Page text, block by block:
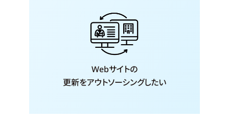
Webサイトの
更新をアウトソーシングしたい